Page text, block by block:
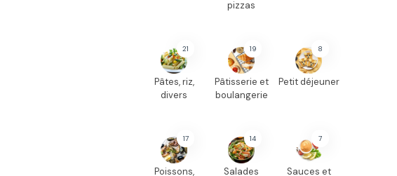
pizzas
21
Pâtes, riz,
divers
19
Pâtisserie et
boulangerie
8
Petit déjeuner
17
Poissons,
14
Salades
7
Sauces et